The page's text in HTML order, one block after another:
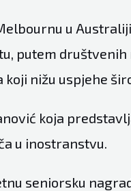
u
putem
nižu uspjehe
koja
u inostranstvu.
seniorsku